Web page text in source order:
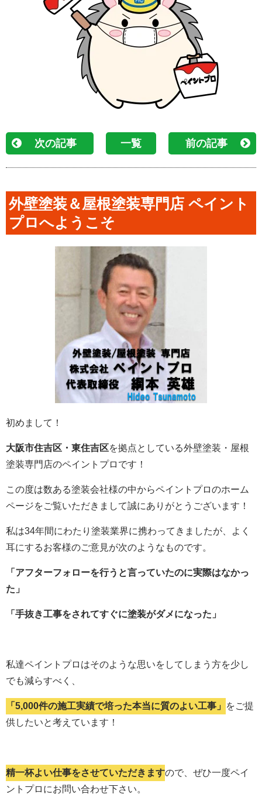
次の記事 一覧 前の記事
外壁塗装＆屋根塗装専門店 ペイント
プロへようこそ
初めまして！
大阪市住吉区・東住吉区を拠点としている外壁塗装・屋根
塗装専門店のペイントプロです！
この度は数ある塗装会社様の中からペイントプロのホーム
ページをご覧いただきまして誠にありがとうございます！
私は34年間にわたり塗装業界に携わってきましたが、よく
耳にするお客様のご意見が次のようなものです。
「アフターフォローを行うと言っていたのに実際はなかっ
た」
「手抜き工事をされてすぐに塗装がダメになった」
私達ペイントプロはそのような思いをしてしまう方を少し
でも減らすべく、
「5,000件の施工実績で培った本当に質のよい工事」
をご提
供したいと考えています！
精一杯よい仕事をさせていただきますので、ぜひ一度ペイ
ントプロにお問い合わせ下さい。